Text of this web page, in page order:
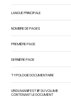
LANGUE PRINCIPALE
NOMBRE DE PAGES
PREMIÈRE PAGE
DERNIÈRE PAGE
TYPOLOGIE DOCUMENTAIRE
URI DU MANIFEST IIIF DU VOLUME
CONTENANT LE DOCUMENT